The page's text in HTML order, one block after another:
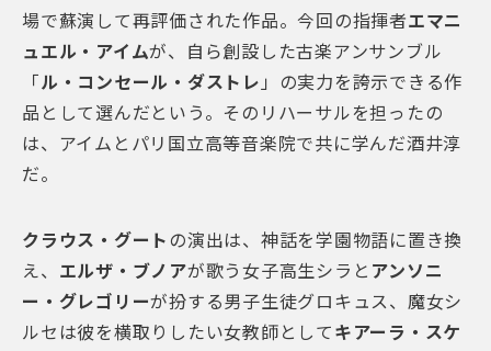
場で蘇演して再評価された作品。今回の指揮者エマニ
ュエル・アイムが、自ら創設した古楽アンサンブル
「 ル・コンセール・ダストレ 」の実力を誇示できる作
品として選んだという。そのリハーサルを担ったの
は、アイムとパリ国立高等音楽院で共に学んだ酒井淳
だ。
クラウス・グート の演出は、神話を学園物語に置き換
え、 エルザ・ブノアが歌う女子高生シラと アンソニ
ー・グレゴリーが扮する男子生徒グロキュス、魔女シ
ルセは彼を横取りしたい女教師として キアーラ・スケ